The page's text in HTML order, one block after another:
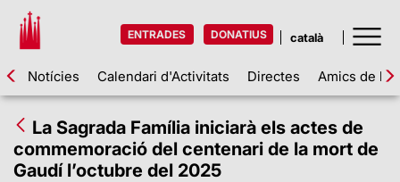
ENTRADES DONATIUS
Notícies Calendari d'Activitats Directes Amics de la
La Sagrada Família iniciarà els actes de
commemoració del centenari de la mort de
Gaudí l’octubre del 2025